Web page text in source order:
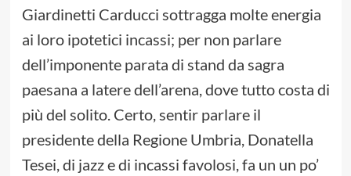
Giardinetti Carducci sottragga molte energia
ai loro ipotetici incassi; per non parlare
dell’imponente parata di stand da sagra
paesana a latere dell’arena, dove tutto costa di
più del solito. Certo, sentir parlare il
presidente della Regione Umbria, Donatella
Tesei, di jazz e di incassi favolosi, fa un un po’